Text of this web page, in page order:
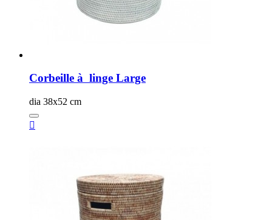
Corbeille à linge Large
dia 38x52 cm
